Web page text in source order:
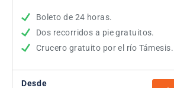
Boleto de 24 horas.
Dos recorridos a pie gratuitos.
Crucero gratuito por el río Támesis.
Desde